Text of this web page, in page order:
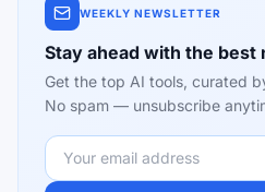
WEEKLY NEWSLETTER
Stay ahead with the best
Get the top AI tools, curated
No spam — unsubscribe